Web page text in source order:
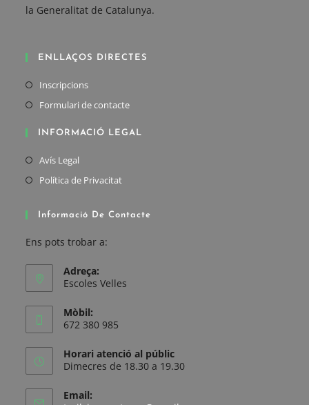
la Generalitat de Catalunya.
ENLLAÇOS DIRECTES
Inscripcions
Formulari de contacte
INFORMACIÓ LEGAL
Avís Legal
Política de Privacitat
Informació De Contacte
Ens pots trobar a:
Adreça:
Escoles Velles
Mòbil:
672 380 985
Horari atenció al públic
Dimecres de 18.30 a 19.30
Email: